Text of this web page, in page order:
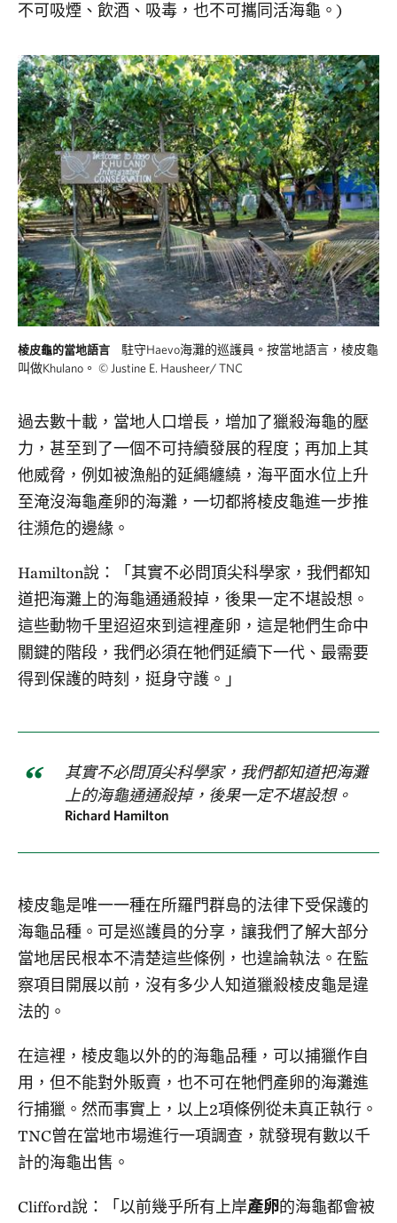
不可吸煙、飲酒、吸毒，也不可攜同活海龜。)
棱皮龜的當地語言
駐守Haevo海灘的巡護員。按當地語言，棱皮龜
叫做Khulano。 © Justine E. Hausheer/ TNC
過去數十載，當地人口增長，增加了獵殺海龜的壓
力，甚至到了一個不可持續發展的程度；再加上其
他威脅，例如被漁船的延繩纏繞，海平面水位上升
至淹沒海龜產卵的海灘，一切都將棱皮龜進一步推
往瀕危的邊緣。
Hamilton說：「其實不必問頂尖科學家，我們都知
道把海灘上的海龜通通殺掉，後果一定不堪設想。
這些動物千里迢迢來到這裡產卵，這是牠們生命中
關鍵的階段，我們必須在牠們延續下一代、最需要
得到保護的時刻，挺身守護。」
其實不必問頂尖科學家，我們都知道把海灘
上的海龜通通殺掉，後果一定不堪設想。
Richard Hamilton
棱皮龜是唯一一種在所羅門群島的法律下受保護的
海龜品種。可是巡護員的分享，讓我們了解大部分
當地居民根本不清楚這些條例，也遑論執法。在監
察項目開展以前，沒有多少人知道獵殺棱皮龜是違
法的。
在這裡，棱皮龜以外的的海龜品種，可以捕獵作自
用，但不能對外販賣，也不可在牠們產卵的海灘進
行捕獵。然而事實上，以上2項條例從未真正執行。
TNC曾在當地市場進行一項調查，就發現有數以千
計的海龜出售。
Clifford說：「以前幾乎所有上岸產卵的海龜都會被